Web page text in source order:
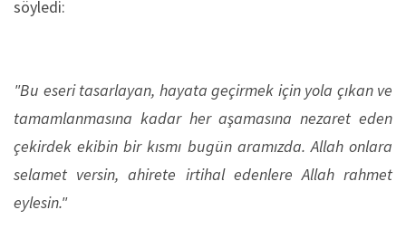
söyledi:
"Bu eseri tasarlayan, hayata geçirmek için yola çıkan ve
tamamlanmasına kadar her aşamasına nezaret eden
çekirdek ekibin bir kısmı bugün aramızda. Allah onlara
selamet versin, ahirete irtihal edenlere Allah rahmet
eylesin."